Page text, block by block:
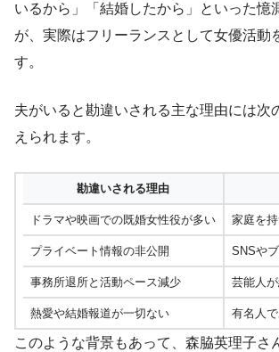
いるから」「結婚したから」といった憶
が、実際はフリーランスとして女優活動
す。
夫がいると勘違いされる主な理由には次
えられます。
勘違いされる理由
ドラマや映画での既婚女性役が多い 家庭を
プライベート情報の非公開 SNSや
事務所退所と活動ペース減少 芸能人
熱愛や結婚報道が一切ない 有名人
このような背景もあって、森脇英理子さ